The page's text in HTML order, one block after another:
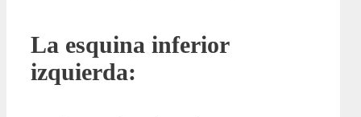
La esquina inferior
izquierda: